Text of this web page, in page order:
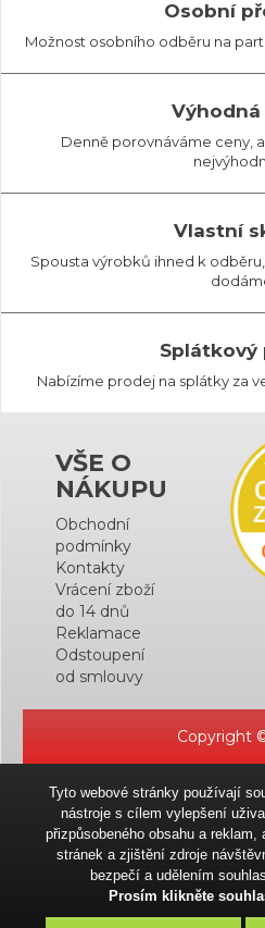
Osobní
Možnost osobního odběru na
Výhodná
Denně porovnáváme ceny,
Vlastní
Spousta výrobků ihned k
Splátkový
Nabízíme prodej na splátky za
VŠE O
NÁKUPU
Obchodní
podmínky
Kontakty
Vrácení zboží
do 14 dnů
Reklamace
Odstoupení
od smlouvy
Copyright
Tyto webové stránky používají
nástroje s cílem vylepšení
přizpůsobeného obsahu a
stránek a zjištění zdroje
bezpečí a udělením
Prosím klikněte